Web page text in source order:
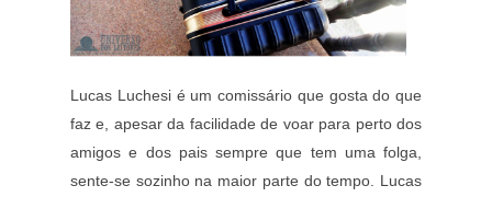
Lucas Luchesi é um comissário que gosta do que
faz e, apesar da facilidade de voar para perto dos
amigos e dos pais sempre que tem uma folga,
sente-se sozinho na maior parte do tempo. Lucas